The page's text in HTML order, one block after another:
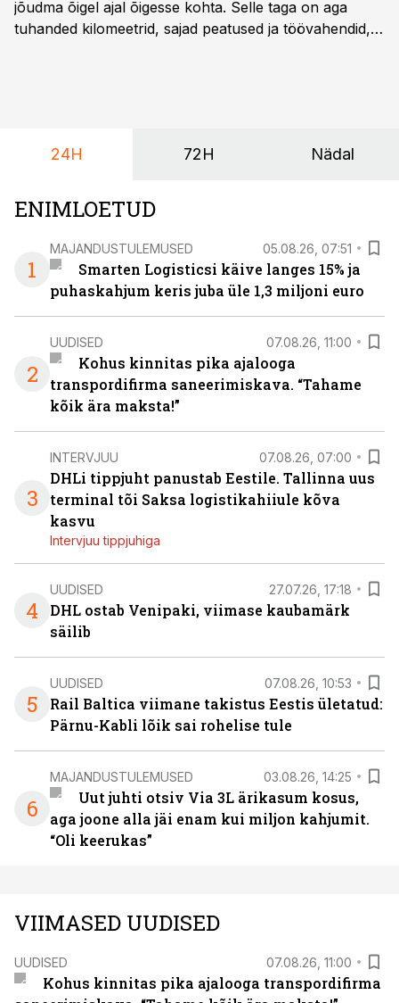
jõudma õigel ajal õigesse kohta. Selle taga on aga
tuhanded kilomeetrid, sajad peatused ja töövahendid,
24H 72H Nädal
ENIMLOETUD
1
MAJANDUSTULEMUSED 05.08.26, 07:51
Smarten Logisticsi käive langes 15% ja
puhaskahjum keris juba üle 1,3 miljoni euro
2
UUDISED 07.08.26, 11:00
Kohus kinnitas pika ajalooga
transpordifirma saneerimiskava. “Tahame
kõik ära maksta!”
3
INTERVJUU 07.08.26, 07:00
DHLi tippjuht panustab Eestile. Tallinna uus
terminal tõi Saksa logistikahiiule kõva
kasvu
Intervjuu tippjuhiga
4
UUDISED 27.07.26, 17:18
DHL ostab Venipaki, viimase kaubamärk
säilib
5
UUDISED 07.08.26, 10:53
Rail Baltica viimane takistus Eestis ületatud:
Pärnu-Kabli lõik sai rohelise tule
6
MAJANDUSTULEMUSED 03.08.26, 14:25
Uut juhti otsiv Via 3L ärikasum kosus,
aga joone alla jäi enam kui miljon kahjumit.
“Oli keerukas”
VIIMASED UUDISED
UUDISED 07.08.26, 11:00
Kohus kinnitas pika ajalooga transpordifirma